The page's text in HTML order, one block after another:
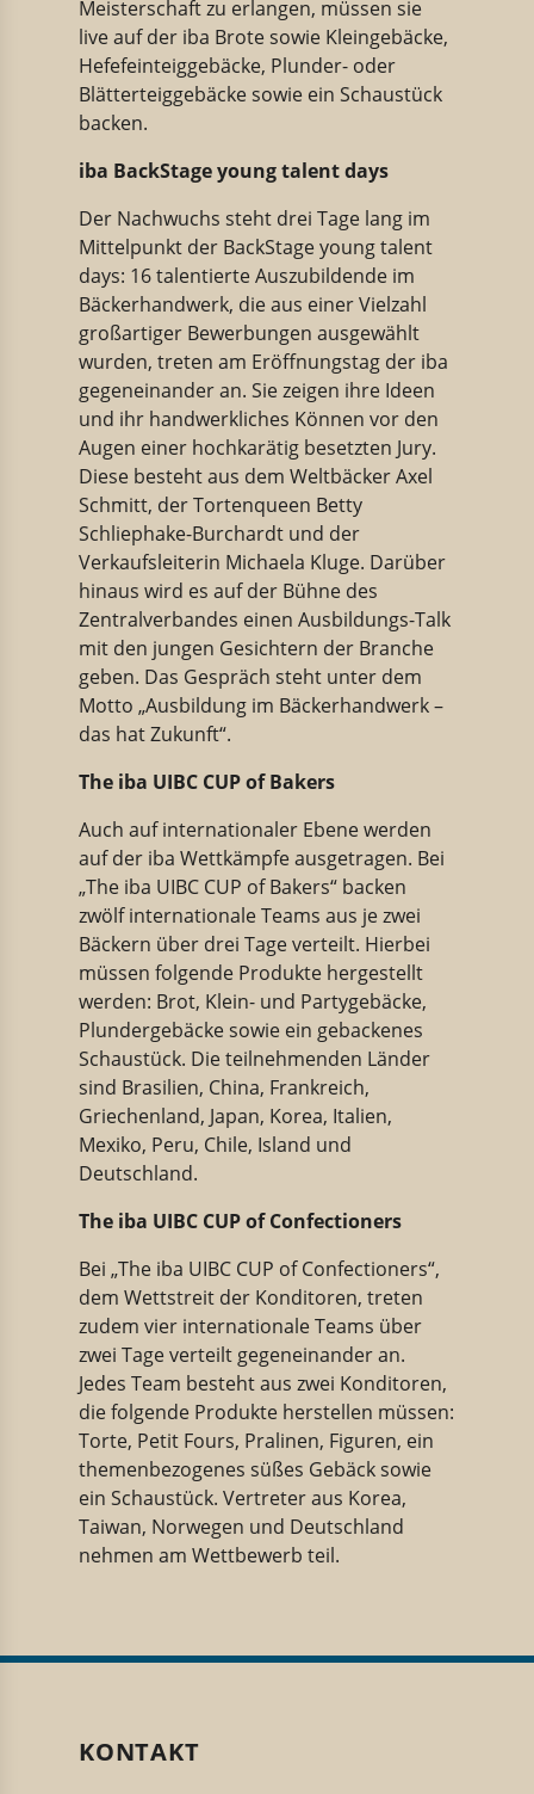
Meisterschaft zu erlangen, müssen sie
live auf der iba Brote sowie Kleingebäcke,
Hefefeinteiggebäcke, Plunder- oder
Blätterteiggebäcke sowie ein Schaustück
backen.
iba BackStage young talent days
Der Nachwuchs steht drei Tage lang im
Mittelpunkt der BackStage young talent
days: 16 talentierte Auszubildende im
Bäckerhandwerk, die aus einer Vielzahl
großartiger Bewerbungen ausgewählt
wurden, treten am Eröffnungstag der iba
gegeneinander an. Sie zeigen ihre Ideen
und ihr handwerkliches Können vor den
Augen einer hochkarätig besetzten Jury.
Diese besteht aus dem Weltbäcker Axel
Schmitt, der Tortenqueen Betty
Schliephake-Burchardt und der
Verkaufsleiterin Michaela Kluge. Darüber
hinaus wird es auf der Bühne des
Zentralverbandes einen Ausbildungs-Talk
mit den jungen Gesichtern der Branche
geben. Das Gespräch steht unter dem
Motto „Ausbildung im Bäckerhandwerk –
das hat Zukunft“.
The iba UIBC CUP of Bakers
Auch auf internationaler Ebene werden
auf der iba Wettkämpfe ausgetragen. Bei
„The iba UIBC CUP of Bakers“ backen
zwölf internationale Teams aus je zwei
Bäckern über drei Tage verteilt. Hierbei
müssen folgende Produkte hergestellt
werden: Brot, Klein- und Partygebäcke,
Plundergebäcke sowie ein gebackenes
Schaustück. Die teilnehmenden Länder
sind Brasilien, China, Frankreich,
Griechenland, Japan, Korea, Italien,
Mexiko, Peru, Chile, Island und
Deutschland.
The iba UIBC CUP of Confectioners
Bei „The iba UIBC CUP of Confectioners“,
dem Wettstreit der Konditoren, treten
zudem vier internationale Teams über
zwei Tage verteilt gegeneinander an.
Jedes Team besteht aus zwei Konditoren,
die folgende Produkte herstellen müssen:
Torte, Petit Fours, Pralinen, Figuren, ein
themenbezogenes süßes Gebäck sowie
ein Schaustück. Vertreter aus Korea,
Taiwan, Norwegen und Deutschland
nehmen am Wettbewerb teil.
KONTAKT